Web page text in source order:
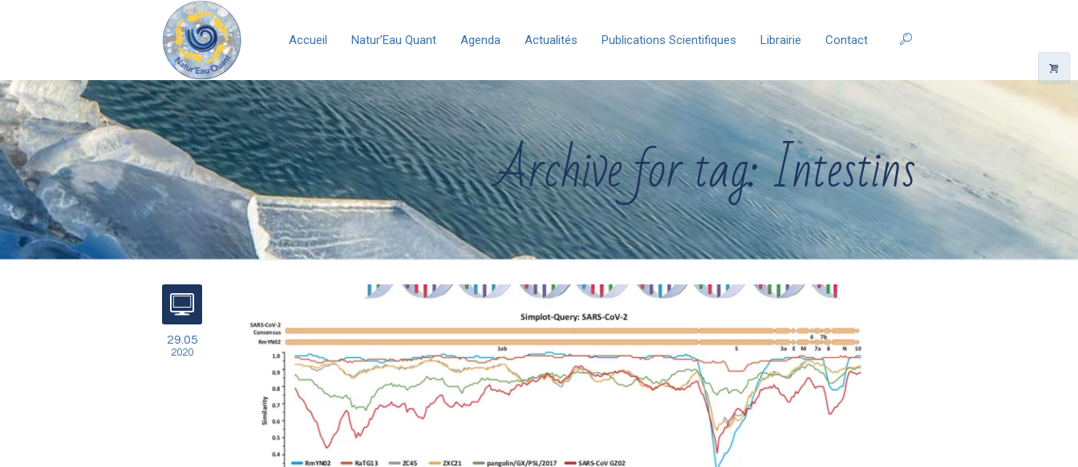
Accueil Natur’Eau Quant Agenda Actualités Publications Scientifiques Librairie Contact
Archive for tag: Intestins
29.05
2020